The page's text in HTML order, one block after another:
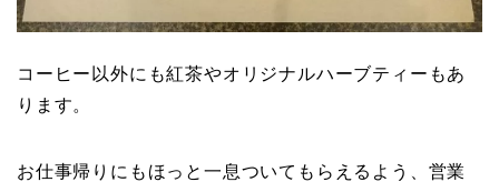
コーヒー以外にも紅茶やオリジナルハーブティーもあ
ります。
お仕事帰りにもほっと一息ついてもらえるよう、営業